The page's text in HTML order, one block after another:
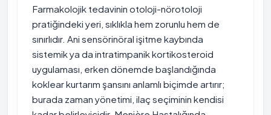
Farmakolojik tedavinin otoloji-nörotoloji
pratiğindeki yeri, sıklıkla hem zorunlu hem de
sınırlıdır. Ani sensörinöral işitme kaybında
sistemik ya da intratimpanik kortikosteroid
uygulaması, erken dönemde başlandığında
koklear kurtarım şansını anlamlı biçimde artırır;
burada zaman yönetimi, ilaç seçiminin kendisi